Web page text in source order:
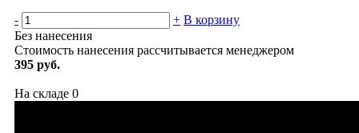
- + В корзину
Без нанесения
Стоимость нанесения рассчитывается менеджером
395 руб.
На складе 0